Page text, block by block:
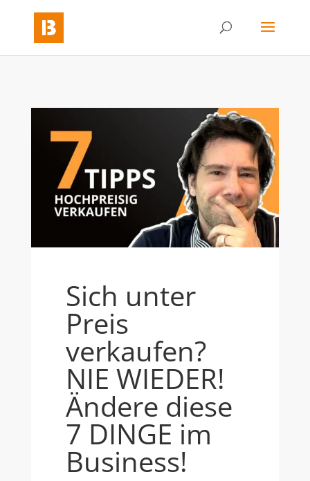
Sich unter
Preis
verkaufen?
NIE WIEDER!
Ändere diese
7 DINGE im
Business!